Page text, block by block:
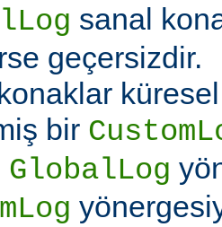
sanal
geçersizdir.
bir
GlobalLog